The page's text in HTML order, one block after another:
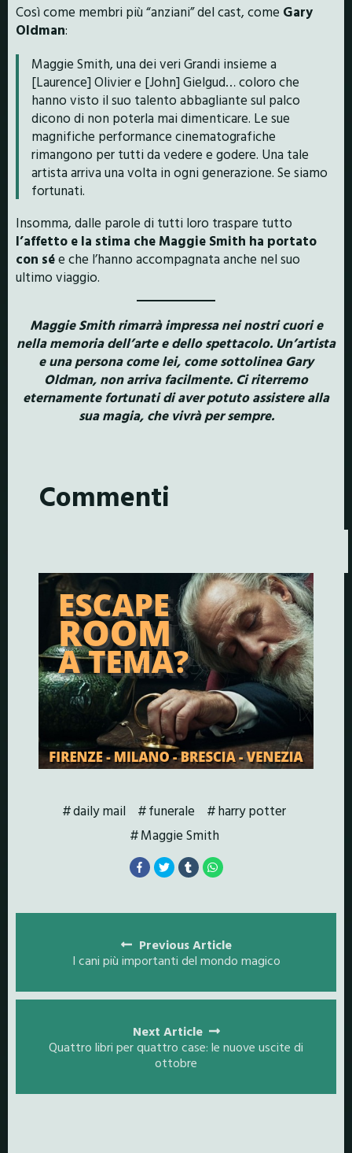
Così come membri più “anziani” del cast, come Gary
Oldman:
Maggie Smith, una dei veri Grandi insieme a
[Laurence] Olivier e [John] Gielgud… coloro che
hanno visto il suo talento abbagliante sul palco
dicono di non poterla mai dimenticare. Le sue
magnifiche performance cinematografiche
rimangono per tutti da vedere e godere. Una tale
artista arriva una volta in ogni generazione. Se siamo
fortunati.
Insomma, dalle parole di tutti loro traspare tutto
l’affetto e la stima che Maggie Smith ha portato
con sée che l’hanno accompagnata anche nel suo
ultimo viaggio.
Maggie Smith rimarrà impressa nei nostri cuori e
nella memoria dell’arte e dello spettacolo. Un’artista
e una persona come lei, come sottolinea Gary
Oldman, non arriva facilmente. Ci riterremo
eternamente fortunati di aver potuto assistere alla
sua magia, che vivrà per sempre.
Commenti
daily mail funerale
harry potter
Maggie Smith
navigation
Previous Article
I cani più importanti del mondo magico
Next Article
Quattro libri per quattro case: le nuove uscite di
ottobre